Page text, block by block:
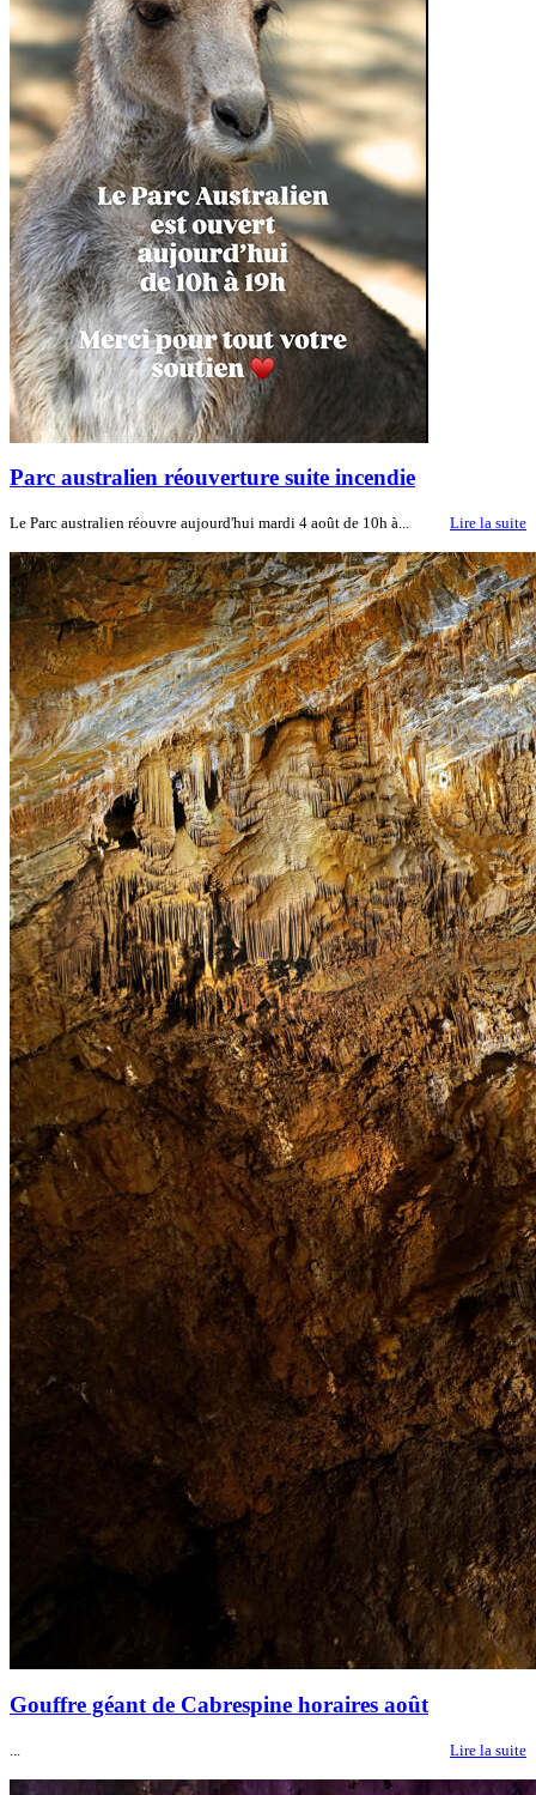
Parc australien réouverture suite incendie
Le Parc australien réouvre aujourd'hui mardi 4 août de 10h à... Lire la suite
Gouffre géant de Cabrespine horaires août
Lire la suite